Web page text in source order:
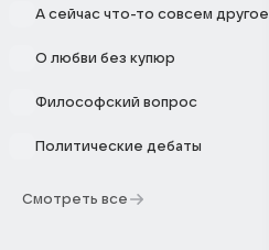
А сейчас что-то совсем другое
О любви без купюр
Философский вопрос
Политические дебаты
Смотреть все